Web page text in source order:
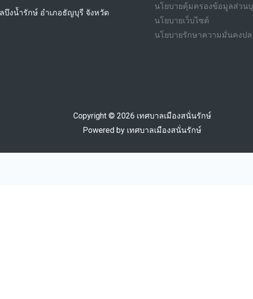
บึงน้ำรักษ์ อำเภอธัญบุรี จังหวัด
นโยบายคุ้มครองข้อมูลส่วน
นโยบายเว็บไซต์
นโยบายรักษาความมั่นคงปล
Copyright © 2026 เทศบาลเมืองสนั่นรักษ์
Powered by เทศบาลเมืองสนั่นรักษ์